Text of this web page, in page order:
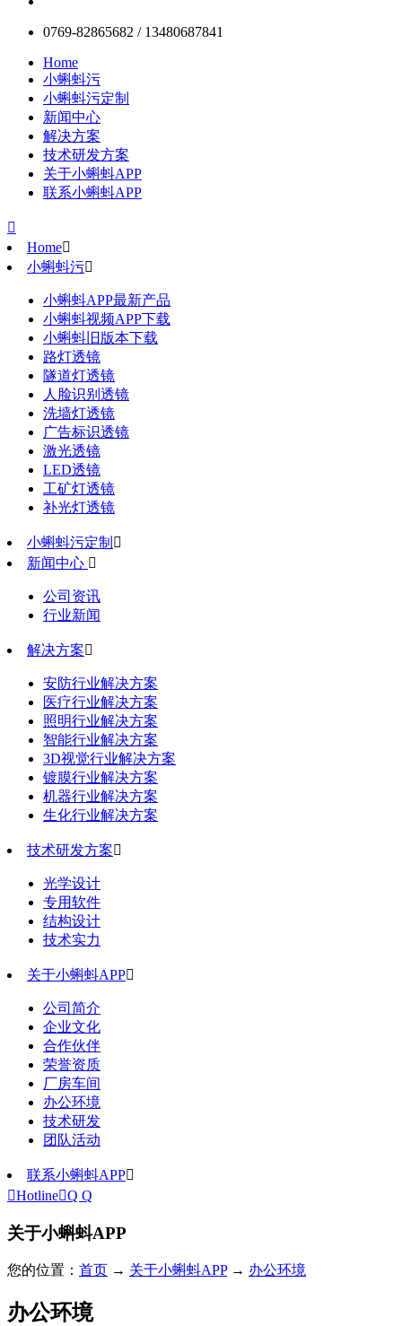
0769-82865682 / 13480687841
Home
小蝌蚪污
小蝌蚪污定制
新闻中心
解决方案
技术研发方案
关于小蝌蚪APP
联系小蝌蚪APP

Home
小蝌蚪污
小蝌蚪APP最新产品
小蝌蚪视频APP下载
小蝌蚪旧版本下载
路灯透镜
隧道灯透镜
人脸识别透镜
洗墙灯透镜
广告标识透镜
激光透镜
LED透镜
工矿灯透镜
补光灯透镜
小蝌蚪污定制 
新闻中心 
公司资讯
行业新闻
解决方案
安防行业解决方案
医疗行业解决方案
照明行业解决方案
智能行业解决方案
3D视觉行业解决方案
镀膜行业解决方案
机器行业解决方案
生化行业解决方案
技术研发方案
光学设计
专用软件
结构设计
技术实力
关于小蝌蚪APP
公司简介
企业文化
合作伙伴
荣誉资质
厂房车间
办公环境
技术研发
团队活动
联系小蝌蚪APP
HotlineQ Q
关于小蝌蚪APP
您的位置： 首页 → 关于小蝌蚪APP→ 办公环境
办公环境